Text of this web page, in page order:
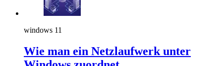
windows 11
Wie man ein Netzlaufwerk unter